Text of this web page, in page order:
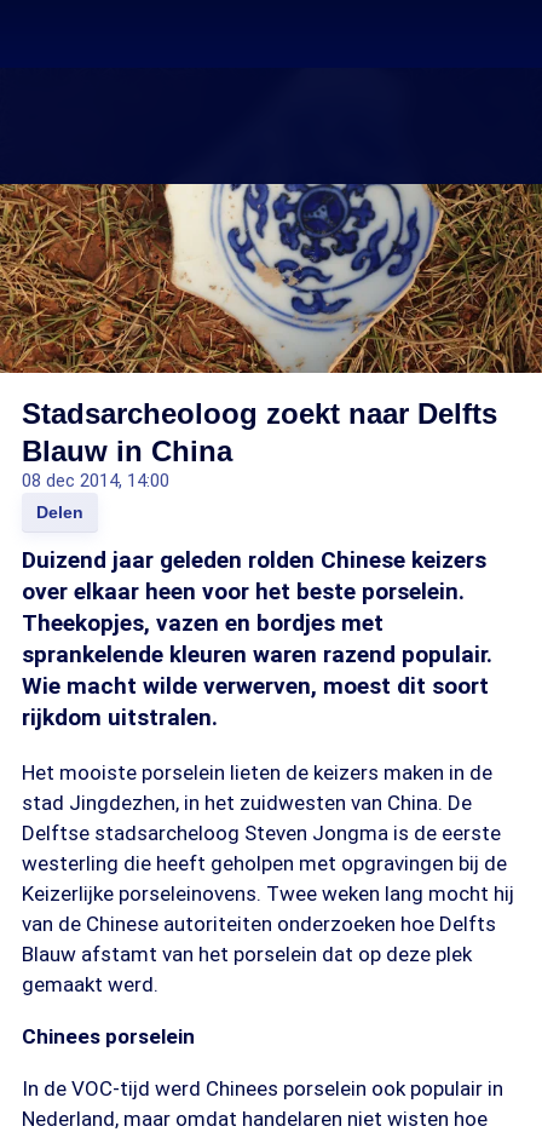
Stadsarcheoloog zoekt naar Delfts
Blauw in China
08 dec 2014, 14:00
Delen
Duizend jaar geleden rolden Chinese keizers
over elkaar heen voor het beste porselein.
Theekopjes, vazen en bordjes met
sprankelende kleuren waren razend populair.
Wie macht wilde verwerven, moest dit soort
rijkdom uitstralen.
Het mooiste porselein lieten de keizers maken in de
stad Jingdezhen, in het zuidwesten van China. De
Delftse stadsarcheloog Steven Jongma is de eerste
westerling die heeft geholpen met opgravingen bij de
Keizerlijke porseleinovens. Twee weken lang mocht hij
van de Chinese autoriteiten onderzoeken hoe Delfts
Blauw afstamt van het porselein dat op deze plek
gemaakt werd.
Chinees porselein
In de VOC-tijd werd Chinees porselein ook populair in
Nederland, maar omdat handelaren niet wisten hoe